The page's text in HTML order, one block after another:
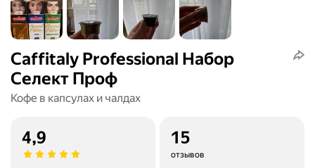
Caffitaly Professional Набор
Селект Проф
Кофе в капсулах и чалдах
4,9 15
отзывов